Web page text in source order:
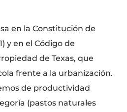
en la Constitución de
y en el Código de
de Texas, que
frente a la urbanización.
de productividad
(pastos naturales